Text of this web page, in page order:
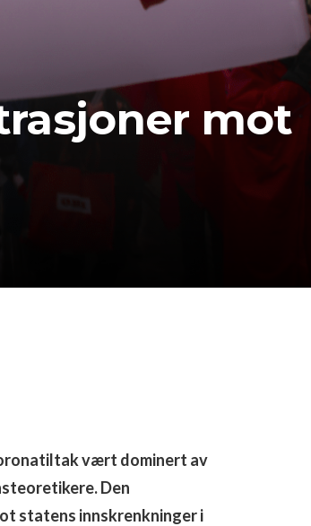
mot
vært dominert av
Den
statens innskrenkninger i